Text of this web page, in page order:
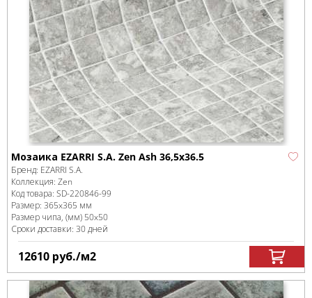
Мозаика EZARRI S.A. Zen Ash 36,5x36.5
Бренд: EZARRI S.A.
Коллекция: Zen
Код товара: SD-220846-99
Размер: 365x365 мм
Размер чипа, (мм) 50x50
Сроки доставки: 30 дней
12610 руб./м2